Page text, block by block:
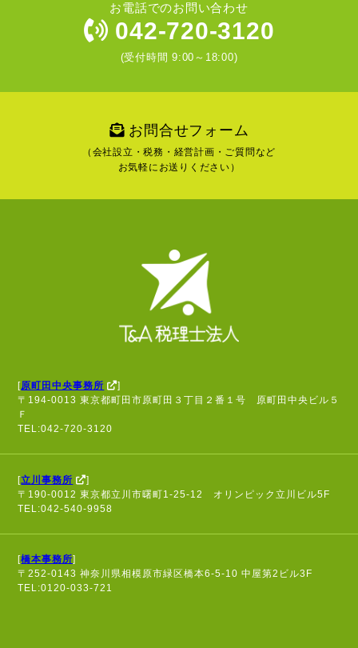
お電話でのお問い合わせ
042-720-3120
(受付時間 9:00～18:00)
お問合せフォーム
（会社設立・税務・経営計画・ご質問など
お気軽にお送りください）
[原町田中央事務所
]
〒194-0013 東京都町田市原町田３丁目２番１号 原町田中央ビル５
Ｆ
TEL:042-720-3120
[立川事務所
]
〒190-0012 東京都立川市曙町1-25-12 オリンピック立川ビル5F
TEL:042-540-9958
[橋本事務所]
〒252-0143 神奈川県相模原市緑区橋本6-5-10 中屋第2ビル3F
TEL:0120-033-721